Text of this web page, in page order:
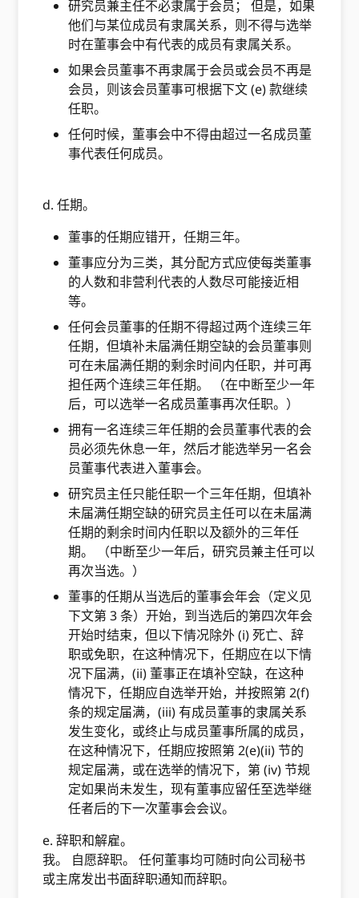
研究员兼主任不必隶属于会员； 但是，如果
他们与某位成员有隶属关系，则不得与选举
时在董事会中有代表的成员有隶属关系。
如果会员董事不再隶属于会员或会员不再是
会员，则该会员董事可根据下文 (e) 款继续
任职。
任何时候，董事会中不得由超过一名成员董
事代表任何成员。
d. 任期。
董事的任期应错开，任期三年。
董事应分为三类，其分配方式应使每类董事
的人数和非营利代表的人数尽可能接近相
等。
任何会员董事的任期不得超过两个连续三年
任期，但填补未届满任期空缺的会员董事则
可在未届满任期的剩余时间内任职，并可再
担任两个连续三年任期。 （在中断至少一年
后，可以选举一名成员董事再次任职。）
拥有一名连续三年任期的会员董事代表的会
员必须先休息一年，然后才能选举另一名会
员董事代表进入董事会。
研究员主任只能任职一个三年任期，但填补
未届满任期空缺的研究员主任可以在未届满
任期的剩余时间内任职以及额外的三年任
期。 （中断至少一年后，研究员兼主任可以
再次当选。）
董事的任期从当选后的董事会年会（定义见
下文第 3 条）开始，到当选后的第四次年会
开始时结束，但以下情况除外 (i) 死亡、辞
职或免职，在这种情况下，任期应在以下情
况下届满，(ii) 董事正在填补空缺，在这种
情况下，任期应自选举开始，并按照第 2(f)
条的规定届满，(iii) 有成员董事的隶属关系
发生变化，或终止与成员董事所属的成员，
在这种情况下，任期应按照第 2(e)(ii) 节的
规定届满，或在选举的情况下，第 (iv) 节规
定如果尚未发生，现有董事应留任至选举继
任者后的下一次董事会会议。
e. 辞职和解雇。
我。 自愿辞职。 任何董事均可随时向公司秘书
或主席发出书面辞职通知而辞职。